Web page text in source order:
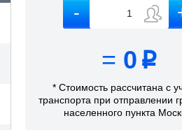
= 0 p
* Стоимость рассчитанас
транспорта при отправлении
населенного пункта